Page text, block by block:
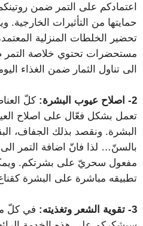
اعتمادكم على التمر ضمن
حمايتها من التأثيرات
تحضير الخلطات المنزلية
مستحضرات تحتوي خلاصة التمر
الى تناول الثمار ضمن الغذاء
2- اصلاح عيوب البشرة: كلّ
تعمل بشكل فعّال على اصلاح
البشرة. ونقصد بذلك الجفاف،
بالسنّ… لذا فانّ اضافة التمر
مفعول سحريّ على بشرتكم.
تطبيقه مباشرة على البشرة
3- تقوية الشعر وتغذيته: في كلّ